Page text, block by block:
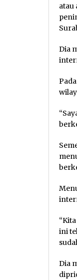
atau
Dia
ini
Dia